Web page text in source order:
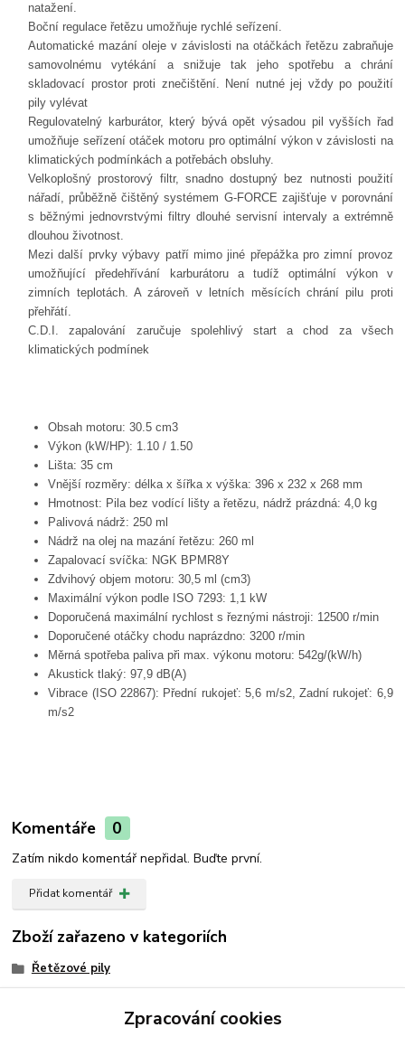
natažení.
Boční regulace řetězu umožňuje rychlé seřízení.
Automatické mazání oleje v závislosti na otáčkách řetězu zabraňuje
samovolnému vytékání a snižuje tak jeho spotřebu a chrání
skladovací prostor proti znečištění. Není nutné jej vždy po použití
pily vylévat
Regulovatelný karburátor, který bývá opět výsadou pil vyšších řad
umožňuje seřízení otáček motoru pro optimální výkon v závislosti na
klimatických podmínkách a potřebách obsluhy.
Velkoplošný prostorový filtr, snadno dostupný bez nutnosti použití
nářadí, průběžně čištěný systémem G-FORCE zajišťuje v porovnání
s běžnými jednovrstvými filtry dlouhé servisní intervaly a extrémně
dlouhou životnost.
Mezi další prvky výbavy patří mimo jiné přepážka pro zimní provoz
umožňující předehřívání karburátoru a tudíž optimální výkon v
zimních teplotách. A zároveň v letních měsících chrání pilu proti
přehřátí.
C.D.I. zapalování zaručuje spolehlivý start a chod za všech
klimatických podmínek
Obsah motoru: 30.5 cm3
Výkon (kW/HP): 1.10 / 1.50
Lišta: 35 cm
Vnější rozměry: délka x šířka x výška: 396 x 232 x 268 mm
Hmotnost: Pila bez vodící lišty a řetězu, nádrž prázdná: 4,0 kg
Palivová nádrž: 250 ml
Nádrž na olej na mazání řetězu: 260 ml
Zapalovací svíčka: NGK BPMR8Y
Zdvihový objem motoru: 30,5 ml (cm3)
Maximální výkon podle ISO 7293: 1,1 kW
Doporučená maximální rychlost s řeznými nástroji: 12500 r/min
Doporučené otáčky chodu naprázdno: 3200 r/min
Měrná spotřeba paliva při max. výkonu motoru: 542g/(kW/h)
Akustick tlaký: 97,9 dB(A)
Vibrace (ISO 22867): Přední rukojeť: 5,6 m/s2, Zadní rukojeť: 6,9
m/s2
Komentáře 0
Zatím nikdo komentář nepřidal. Buďte první.
Přidat komentář
Zboží zařazeno v kategoriích
Řetězové pily
Benzinové pily ECHOZpracování cookies